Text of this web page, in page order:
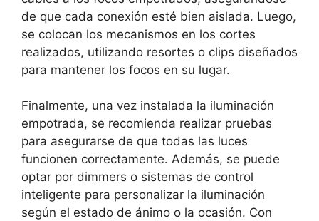
de que cada conexión esté bien aislada. Luego,
se colocan los mecanismos en los cortes
realizados, utilizando resortes o clips diseñados
para mantener los focos en su lugar.
Finalmente, una vez instalada la iluminación
empotrada, se recomienda realizar pruebas
para asegurarse de que todas las luces
funcionen correctamente. Además, se puede
optar por dimmers o sistemas de control
inteligente para personalizar la iluminación
según el estado de ánimo o la ocasión. Con